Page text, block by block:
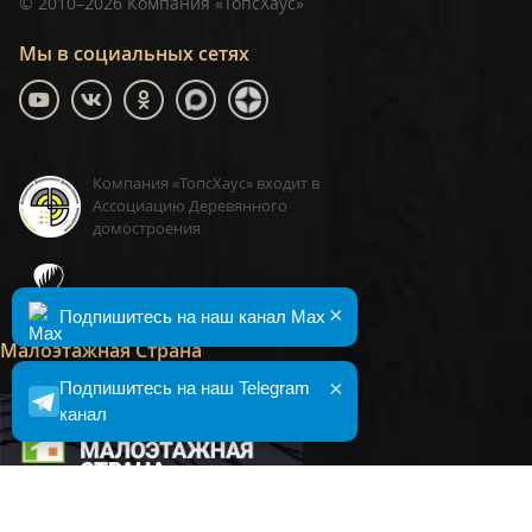
Мы в социальных сетях
Компания «ТопсХаус» входит в
Ассоциацию Деревянного
домостроения
Малоэтажная Страна
×
Подпишитесь на наш Telegram
канал
×
Подпишитесь на наш канал Max